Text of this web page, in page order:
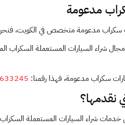
مدعومة
مدعومة متخصص في الكويت، فنحن
شراء السيارات المستعملة السكراب
سكراب مدعومة، فهذا رقمنا:
نقدمها؟
شراء السيارات المستعملة السكراب